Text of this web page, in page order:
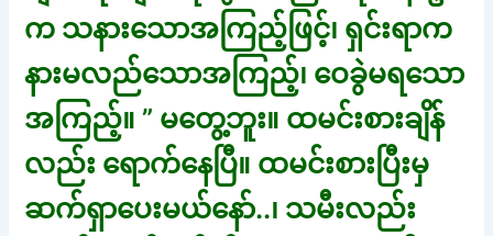
က သနားသောအကြည့်ဖြင့်၊ ရှင်းရာက
နားမလည်သောအကြည့်၊ ဝေခွဲမရသော
အကြည့်။ ” မတွေ့ဘူး။ ထမင်းစားချိန်
လည်း ရောက်နေပြီ။ ထမင်းစားပြီးမှ
ဆက်ရှာပေးမယ်နော်..၊ သမီးလည်း